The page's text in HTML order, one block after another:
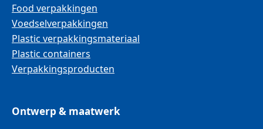
Food verpakkingen
Voedselverpakkingen
Plastic verpakkingsmateriaal
Plastic containers
Verpakkingsproducten
Ontwerp & maatwerk